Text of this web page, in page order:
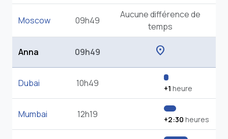
Moscow 09h49
Aucune différence de
temps
Anna 09h49 location_on
Dubai 10h49 +1 heure
Mumbai 12h19 +2:30 heures